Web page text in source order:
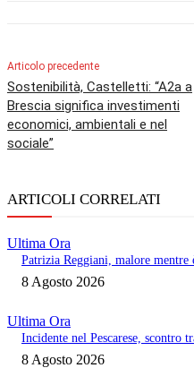
Articolo precedente
Sostenibilità, Castelletti: “A2a a
Brescia significa investimenti
economici, ambientali e nel
sociale”
ARTICOLI CORRELATI
Ultima Ora
Patrizia Reggiani, malore
8 Agosto 2026
Ultima Ora
Incidente nel Pescarese, scontro
8 Agosto 2026